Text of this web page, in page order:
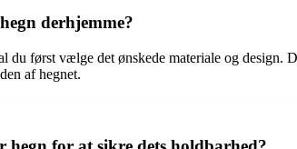
derhjemme?
du først vælge det ønskede materiale og
af hegnet.